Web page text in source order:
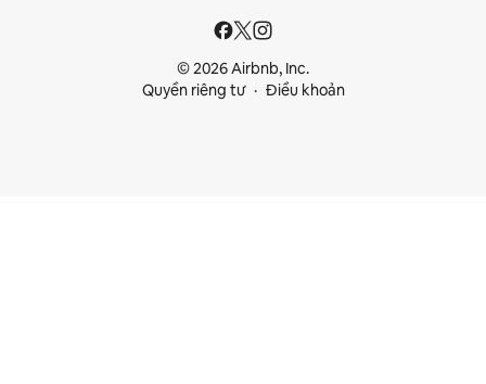
© 2026 Airbnb, Inc.
Quyền riêng tư
Điều khoản